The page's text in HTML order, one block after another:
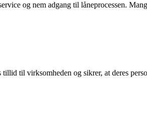
og nem adgang til låneprocessen.
til virksomheden og sikrer, at deres